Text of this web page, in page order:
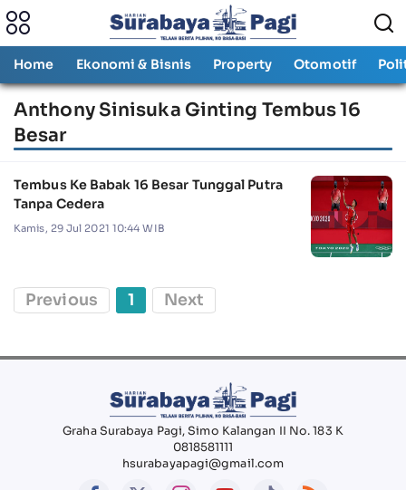
Home Ekonomi & Bisnis Property Otomotif
Anthony Sinisuka Ginting Tembus 16
Besar
Tembus Ke Babak 16 Besar Tunggal Putra
Tanpa Cedera
Kamis, 29 Jul 2021 10:44 WIB
Previous 1 Next
Graha Surabaya Pagi, Simo Kalangan II No. 183 K
0818581111
hsurabayapagi@gmail.com